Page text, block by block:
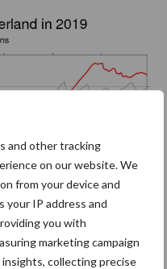
and other tracking
on our website. We
from your device and
your IP address and
you with
marketing campaign
collecting precise